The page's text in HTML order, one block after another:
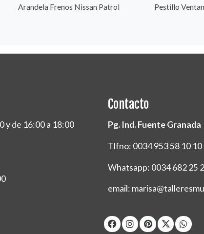
Arandela Frenos Nissan Patrol Pestillo
y de 16:00 a 18:00
Contacto
Pg. Ind. Fuente
Tlfno: 0034 953 58 10 10
Whatsapp: 0034 682 25
email: